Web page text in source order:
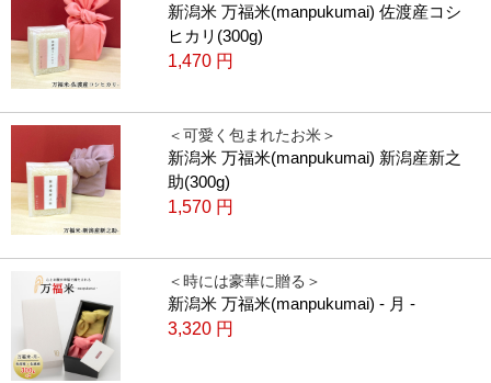
新潟米 万福米(manpukumai) 佐渡産コシ
ヒカリ(300g)
1,470 円
＜可愛く包まれたお米＞
新潟米 万福米(manpukumai) 新潟産新之
助(300g)
1,570 円
＜時には豪華に贈る＞
新潟米 万福米(manpukumai) - 月 -
3,320 円